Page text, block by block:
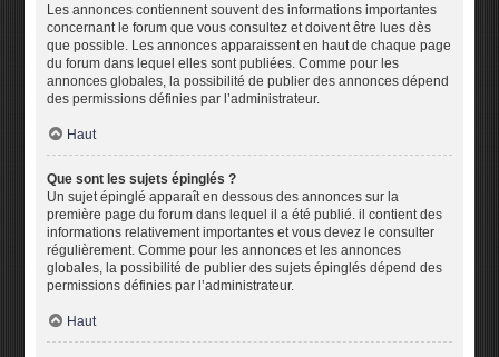
Les annonces contiennent souvent des informations importantes
concernant le forum que vous consultez et doivent être lues dès
que possible. Les annonces apparaissent en haut de chaque page
du forum dans lequel elles sont publiées. Comme pour les
annonces globales, la possibilité de publier des annonces dépend
des permissions définies par l’administrateur.
Haut
Que sont les sujets épinglés ?
Un sujet épinglé apparaît en dessous des annonces sur la
première page du forum dans lequel il a été publié. il contient des
informations relativement importantes et vous devez le consulter
régulièrement. Comme pour les annonces et les annonces
globales, la possibilité de publier des sujets épinglés dépend des
permissions définies par l’administrateur.
Haut